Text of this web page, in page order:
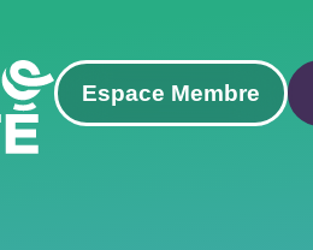
Espace Membre